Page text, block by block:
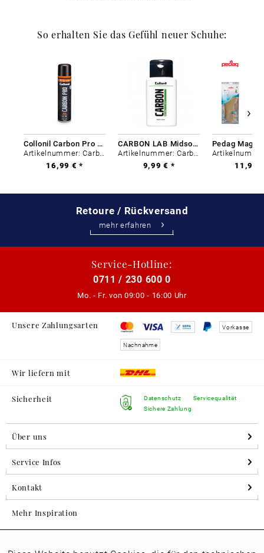
So erhalten Sie das Gefühl neuer Schuhe:
Collonil Carbon Pro 400 ml
Artikelnummer: Carbon-0
16,99 € *
CARBON LAB Midsole Cleaner
Artikelnummer: Carbon-0
9,99 € *
11,99
Retoure / Rückversand
mehr erfahren
Service-Hotline:
0711 / 230 600 0
Mo. - Fr. von 09:00 - 16:00 Uhr
Unsere Zahlungsarten Vorkasse
Nachnahme
Wir liefern mit
Sicherheit
Datenschutz
Sichere Zahlung
Servicequalität
Über uns
Service Infos
Kontakt
Mehr Inspiration